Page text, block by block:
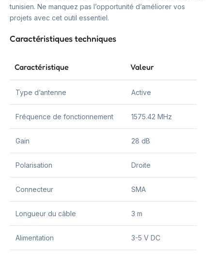
tunisien. Ne manquez pas l’opportunité d’améliorer vos
projets avec cet outil essentiel.
Caractéristiques techniques
Caractéristique Valeur
Type d’antenne Active
Fréquence de fonctionnement 1575.42 MHz
Gain 28 dB
Polarisation Droite
Connecteur SMA
Longueur du câble 3 m
Alimentation 3-5 V DC